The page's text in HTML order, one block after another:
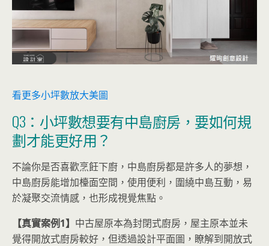
看更多小坪數放大美圖
Q3：小坪數想要有中島廚房，要如何規
劃才能更好用？
不論你是否喜歡烹飪下廚，中島廚房都是許多人的夢想，
中島廚房能增加檯面空間，使用便利，圍繞中島互動，易
於凝聚交流情感，也形成視覺焦點。
【真實案例1】 中古屋原本為封閉式廚房，屋主原本並未
覺得開放式廚房較好，但透過設計平面圖，瞭解到開放式